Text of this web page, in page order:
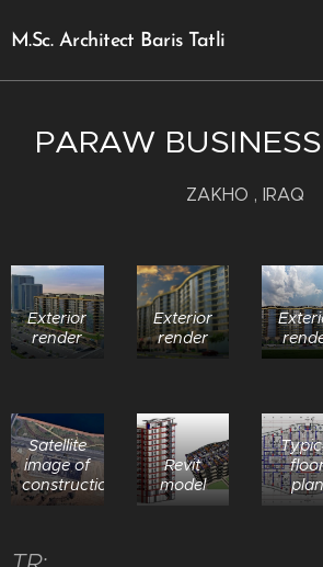
M.Sc. Architect Baris Tatli
PARAW
ZAKHO , IRAQ
Exterior
render
Exterior
render
Satellite
image of
construction
Revit
model